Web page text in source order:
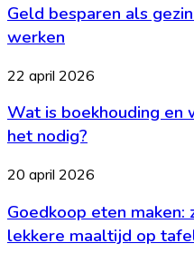
weten
als
gezin:
praktische
die
echt
werken
Geld besparen als
werken
Wat
boekhouding
en
waarom
elk
het
nodig?
22 april 2026
Wat is boekhouding
het nodig?
Goedkoop
maken:
zo
zet
20 april 2026
Goedkoop eten
lekkere maaltijd op